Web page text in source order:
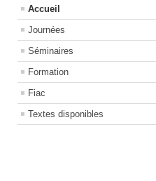
Accueil
Journées
Séminaires
Formation
Fiac
Textes disponibles